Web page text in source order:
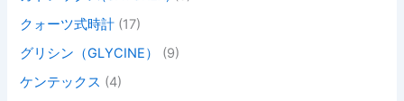
クォーツ式時計 (17)
グリシン（GLYCINE）
(9)
ケンテックス (4)